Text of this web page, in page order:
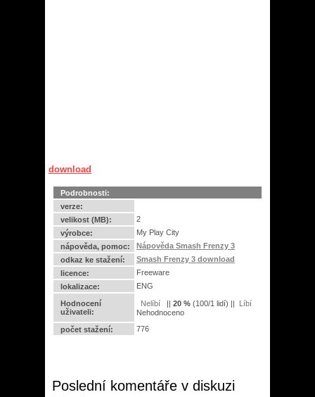
download
Podrobnosti:
verze:
velikost (MB):
2
výrobce:
My Play City
nápověda, pomoc:
Nápověda Smash Frenzy 3
odkaz ke stažení:
Smash Frenzy 3 download
licence:
Freeware
lokalizace:
ENG
Hodnocení
uživateli:
|| 20 % (100/1 lidí) ||
Nehodnoceno
počet stažení:
776
Poslední komentáře v diskuzi